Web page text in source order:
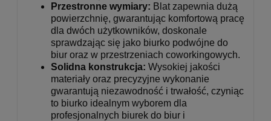
Przestronne wymiary: Blat zapewnia dużą
powierzchnię, gwarantując komfortową pracę
dla dwóch użytkowników, doskonale
sprawdzając się jako biurko podwójne do
biur oraz w przestrzeniach coworkingowych.
Solidna konstrukcja: Wysokiej jakości
materiały oraz precyzyjne wykonanie
gwarantują niezawodność i trwałość, czyniąc
to biurko idealnym wyborem dla
profesjonalnych biurek do biur i